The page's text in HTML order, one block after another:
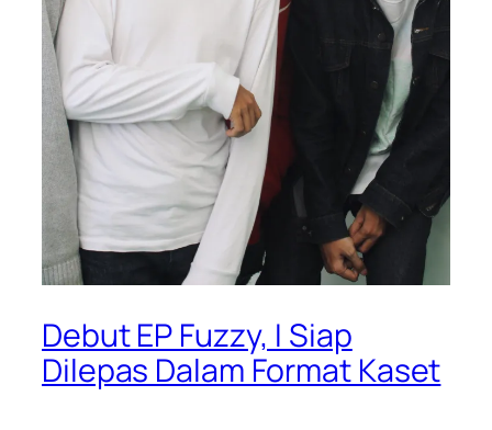
Debut EP Fuzzy, I Siap
Dilepas Dalam Format Kaset